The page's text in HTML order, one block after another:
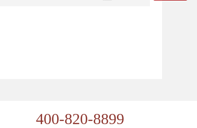
400-820-8899